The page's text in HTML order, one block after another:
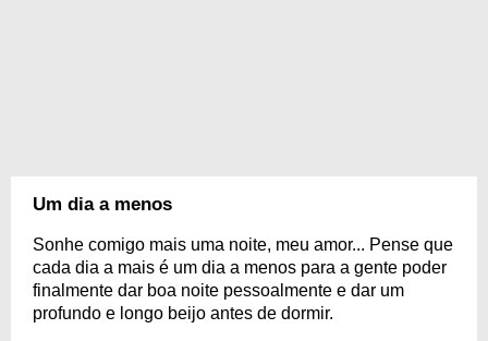
Um dia a menos
Sonhe comigo mais uma noite, meu amor... Pense que
cada dia a mais é um dia a menos para a gente poder
finalmente dar boa noite pessoalmente e dar um
profundo e longo beijo antes de dormir.